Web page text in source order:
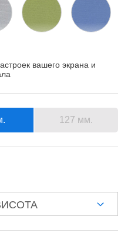
вашего экрана и
127 мм.